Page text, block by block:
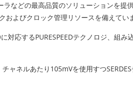
などの最高品質のソリューションを提
およびクロック管理リソースを備えてい
対応するPURESPEEDテクノロジ、組み
ャネルあたり105mVを使用すつ